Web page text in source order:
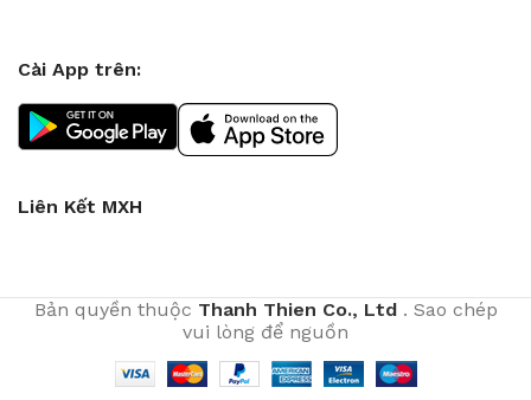
Cài App trên:
Liên Kết MXH
Bản quyền thuộc Thanh Thien Co., Ltd. Sao chép
vui lòng để nguồn